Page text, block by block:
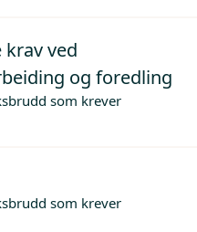
krav ved
og foredling
som krever
som krever